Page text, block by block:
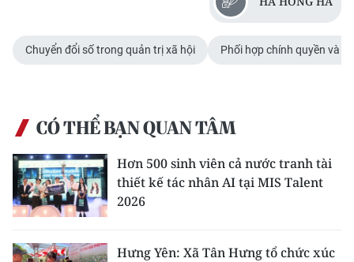
Chuyển đổi số trong quản trị xã hội Phối hợp chính quyền và
CÓ THỂ BẠN QUAN TÂM
Hơn 500 sinh viên cả nước tranh tài
thiết kế tác nhân AI tại MIS Talent
2026
Hưng Yên: Xã Tân Hưng tổ chức xúc